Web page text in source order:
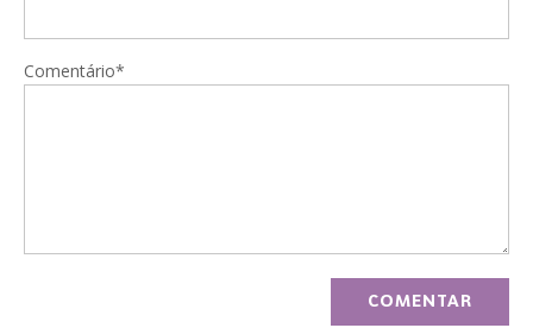
Comentário*